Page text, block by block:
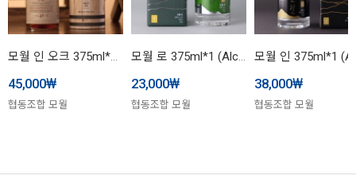
모월 인 오크 375ml*1 (Alc.41%)
45,000₩
협동조합 모월
모월 로 375ml*1 (Alc.25%)
23,000₩
협동조합 모월
38,000₩
협동조합 모월